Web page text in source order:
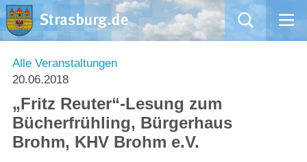
Mängelmeldung
Rathaus
Alle Veranstaltungen
20.06.2018
„Fritz Reuter“-Lesung zum
Bücherfrühling, Bürgerhaus
Brohm, KHV Brohm e.V.